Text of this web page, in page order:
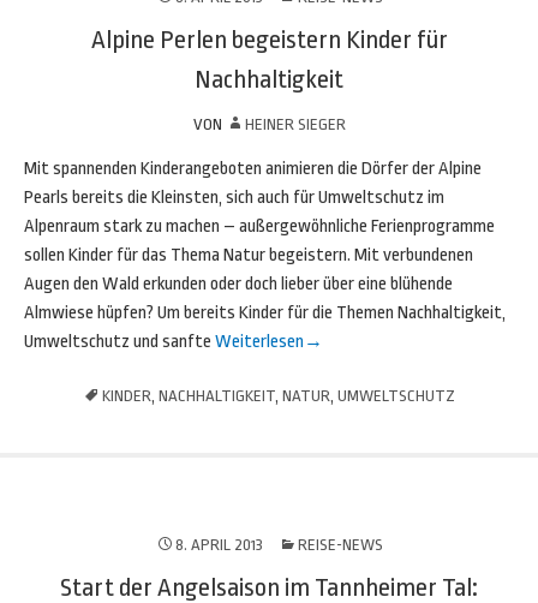
Alpine Perlen begeistern Kinder für
Nachhaltigkeit
VON HEINER SIEGER
Mit spannenden Kinderangeboten animieren die Dörfer der Alpine
Pearls bereits die Kleinsten, sich auch für Umweltschutz im
Alpenraum stark zu machen – außergewöhnliche Ferienprogramme
sollen Kinder für das Thema Natur begeistern. Mit verbundenen
Augen den Wald erkunden oder doch lieber über eine blühende
Almwiese hüpfen? Um bereits Kinder für die Themen Nachhaltigkeit,
Umweltschutz und sanfte Weiterlesen →
KINDER, NACHHALTIGKEIT, NATUR, UMWELTSCHUTZ
8. APRIL 2013 REISE-NEWS
Start der Angelsaison im Tannheimer Tal: